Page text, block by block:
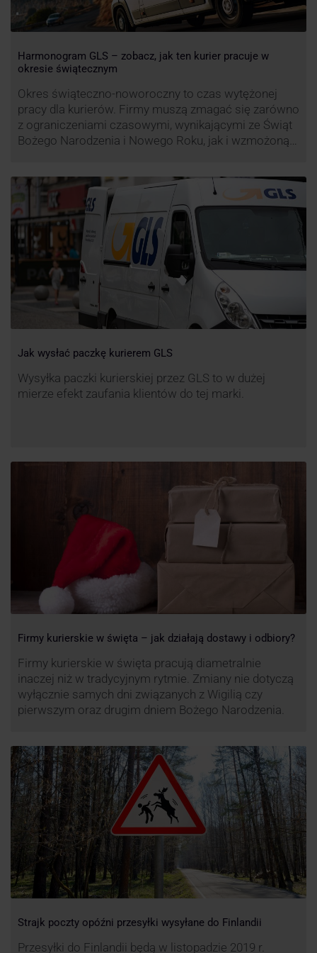
Harmonogram GLS – zobacz, jak ten kurier pracuje w
okresie świątecznym
Okres świąteczno-noworoczny to czas wytężonej
pracy dla kurierów. Firmy muszą zmagać się zarówno
z ograniczeniami czasowymi, wynikającymi ze Świąt
Bożego Narodzenia i Nowego Roku, jak i wzmożoną
firm. Zobacz harmonogram GLS na czas świąteczny!
Jak wysłać paczkę kurierem GLS
Wysyłka paczki kurierskiej przez GLS to w dużej
mierze efekt zaufania klientów do tej marki.
Firmy kurierskie w święta – jak działają dostawy i odbiory?
Firmy kurierskie w święta pracują diametralnie
inaczej niż w tradycyjnym rytmie. Zmiany nie dotyczą
wyłącznie samych dni związanych z Wigilią czy
pierwszym oraz drugim dniem Bożego Narodzenia.
Strajk poczty opóźni przesyłki wysyłane do Finlandii
Przesyłki do Finlandii będą w listopadzie 2019 r.